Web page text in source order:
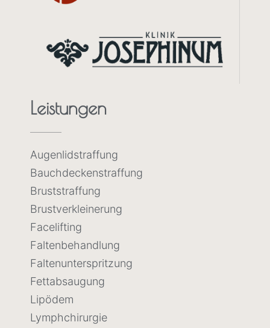
Leistungen
Augenlidstraffung
Bauchdeckenstraffung
Bruststraffung
Brustverkleinerung
Facelifting
Faltenbehandlung
Faltenunterspritzung
Fettabsaugung
Lipödem
Lymphchirurgie